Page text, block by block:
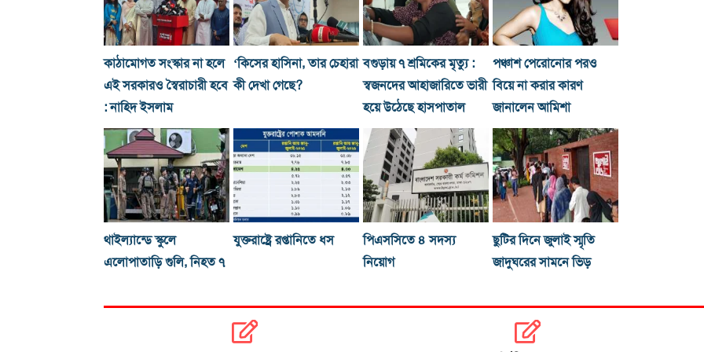
কাঠামোগত সংস্কার না হলে
এই সরকারও স্বৈরাচারী হবে
: নাহিদ ইসলাম
‘কিসের হাসিনা, তার চেহারা
কী দেখা গেছে?
বগুড়ায় ৭ শ্রমিকের মৃত্যু :
স্বজনদের আহাজারিতে ভারী
হয়ে উঠেছে হাসপাতাল
পঞ্চাশ পেরোনোর পরও
বিয়ে না করার কারণ
জানালেন আমিশা
থাইল্যান্ডে স্কুলে
এলোপাতাড়ি গুলি, নিহত ৭
যুক্তরাষ্ট্রে রপ্তানিতে ধস
পিএসসিতে ৪ সদস্য
নিয়োগ
ছুটির দিনে জুলাই স্মৃতি
জাদুঘরের সামনে ভিড়